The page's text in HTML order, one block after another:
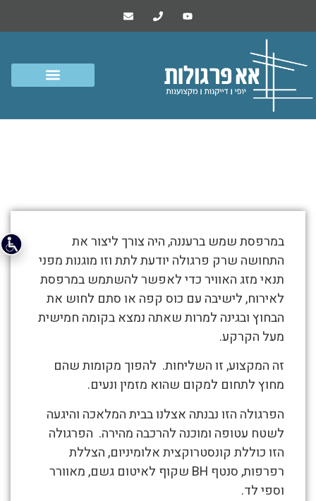
התמונות
מטה
מספרות
את
סיפור
דוד
רעננה
–
פרגולת
אלומיניום
במרפסת
שמש
במרפסת שמש ברעננה, היה צורך ליצור את
התחושה שרק פרגולה יודעת לתת וזו מוגנות מפני
תנאי מזג האוויר כדי לאפשר להשתמש במרפסת
לאירוח, לישיבה עם כוס קפה או סתם לחוש את
הבחוץ ובגינה למרות שאתה נמצא בקומה חמישית
מעל הקרקע.
זה המקצוע, זו השליחות. להפוך מקומות שהם
מחוץ לתחום למקום שהוא מזמין ונעים.
הפרגולה הזו נבנתה אצלנו בבית המלאכה והיגעה
לשטח עטופה ומוכנה להרכבה מהירה. הפרגולה
הזו כוללת קונסטרוקצית אלומיניום, הצללת
רפרפות, סנטף BH שקוף לאיטום גשם, מאוורר
וספי לד.